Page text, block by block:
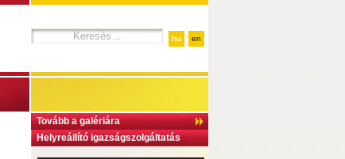
hu en
Tovább a galériára
Helyreállító igazságszolgáltatás